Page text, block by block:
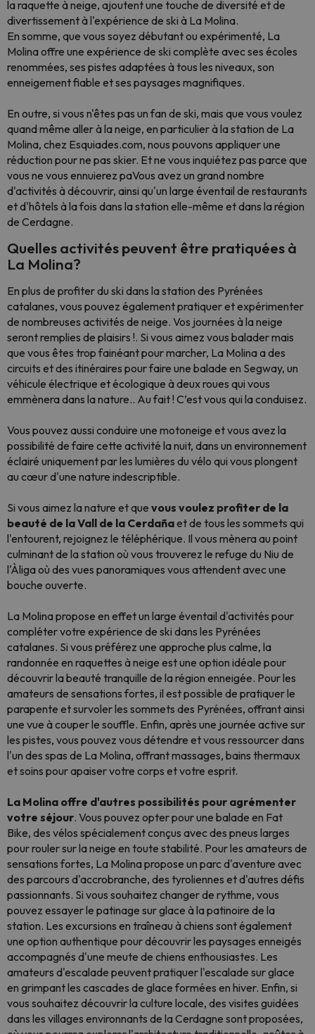
la raquette à neige, ajoutent une touche de diversité et de
divertissement à l'expérience de ski à La Molina.
En somme, que vous soyez débutant ou expérimenté, La
Molina offre une expérience de ski complète avec ses écoles
renommées, ses pistes adaptées à tous les niveaux, son
enneigement fiable et ses paysages magnifiques.
En outre, si vous n'êtes pas un fan de ski, mais que vous voulez
quand même aller à la neige, en particulier à la station de La
Molina, chez Esquiades.com, nous pouvons appliquer une
réduction pour ne pas skier. Et ne vous inquiétez pas parce que
vous ne vous ennuierez paVous avez un grand nombre
d'activités à découvrir, ainsi qu'un large éventail de restaurants
et d'hôtels à la fois dans la station elle-même et dans la région
de Cerdagne.
Quelles activités peuvent être pratiquées à
La Molina?
En plus de profiter du ski dans la station des Pyrénées
catalanes, vous pouvez également pratiquer et expérimenter
de nombreuses activités de neige. Vos journées à la neige
seront remplies de plaisirs !. Si vous aimez vous balader mais
que vous êtes trop fainéant pour marcher, La Molina a des
circuits et des itinéraires pour faire une balade en Segway, un
véhicule électrique et écologique à deux roues qui vous
emmènera dans la nature.. Au fait ! C’est vous qui la conduisez.
Vous pouvez aussi conduire une motoneige et vous avez la
possibilité de faire cette activité la nuit, dans un environnement
éclairé uniquement par les lumières du vélo qui vous plongent
au cœur d'une nature indescriptible.
Si vous aimez la nature et que vous voulez profiter de la
beauté de la Vall de la Cerdañaet de tous les sommets qui
l'entourent, rejoignez le téléphérique. Il vous mènera au point
culminant de la station où vous trouverez le refuge du Niu de
l'Àliga où des vues panoramiques vous attendent avec une
bouche ouverte.
La Molina propose en effet un large éventail d'activités pour
compléter votre expérience de ski dans les Pyrénées
catalanes. Si vous préférez une approche plus calme, la
randonnée en raquettes à neige est une option idéale pour
découvrir la beauté tranquille de la région enneigée. Pour les
amateurs de sensations fortes, il est possible de pratiquer le
parapente et survoler les sommets des Pyrénées, offrant ainsi
une vue à couper le souffle. Enfin, après une journée active sur
les pistes, vous pouvez vous détendre et vous ressourcer dans
l'un des spas de La Molina, offrant massages, bains thermaux
et soins pour apaiser votre corps et votre esprit.
La Molina offre d'autres possibilités pour agrémenter
votre séjour. Vous pouvez opter pour une balade en Fat
Bike, des vélos spécialement conçus avec des pneus larges
pour rouler sur la neige en toute stabilité. Pour les amateurs de
sensations fortes, La Molina propose un parc d'aventure avec
des parcours d'accrobranche, des tyroliennes et d'autres défis
passionnants. Si vous souhaitez changer de rythme, vous
pouvez essayer le patinage sur glace à la patinoire de la
station. Les excursions en traîneau à chiens sont également
une option authentique pour découvrir les paysages enneigés
accompagnés d'une meute de chiens enthousiastes. Les
amateurs d'escalade peuvent pratiquer l'escalade sur glace
en grimpant les cascades de glace formées en hiver. Enfin, si
vous souhaitez découvrir la culture locale, des visites guidées
dans les villages environnants de la Cerdagne sont proposées,